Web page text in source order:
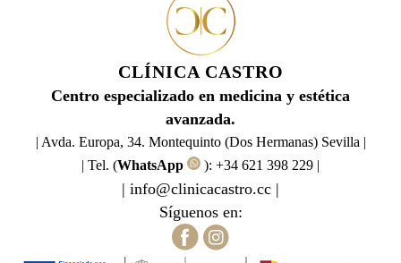
CLÍNICA CASTRO
Centro especializado en medicina y estética
avanzada.
| Avda. Europa, 34. Montequinto (Dos Hermanas) Sevilla |
| Tel. (WhatsApp ): +34 621 398 229 |
| info@clinicacastro.cc |
Síguenos en: